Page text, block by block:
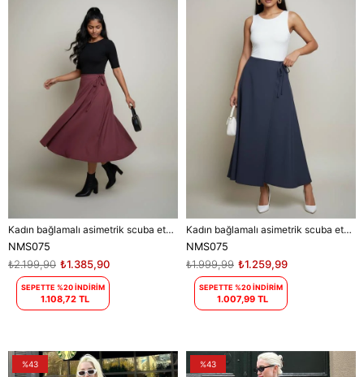
Kadın bağlamalı asimetrik scuba etek NMS075
NMS075
₺1.385,90
₺2.199,90
SEPETTE %20 İNDİRİM
1.108,72 TL
Kadın bağlamalı asimetrik scuba etek NMS075
NMS075
₺1.259,99
₺1.999,99
SEPETTE %20 İNDİRİM
1.007,99 TL
%43 %43